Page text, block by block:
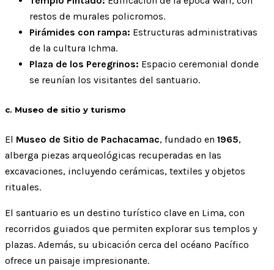
restos de murales policromos.
Pirámides con rampa: Estructuras administrativas
de la cultura Ichma.
Plaza de los Peregrinos: Espacio ceremonial donde
se reunían los visitantes del santuario.
c. Museo de sitio y turismo
El Museo de Sitio de Pachacamac, fundado en 1965,
alberga piezas arqueológicas recuperadas en las
excavaciones, incluyendo cerámicas, textiles y objetos
rituales.
El santuario es un destino turístico clave en Lima, con
recorridos guiados que permiten explorar sus templos y
plazas. Además, su ubicación cerca del océano Pacífico
ofrece un paisaje impresionante.